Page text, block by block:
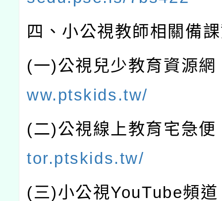
四、小公視教師相關備
(一)公視兒少教育資源網
ww.ptskids.tw/
(二)公視線上教育宅急便
tor.ptskids.tw/
(三)小公視YouTube頻道